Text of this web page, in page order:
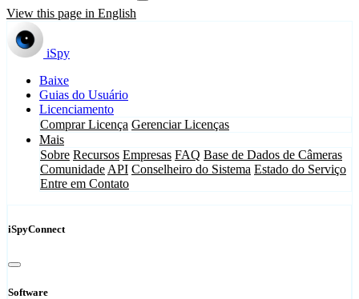
View this page in English
iSpy
Baixe
Guias do Usuário
Licenciamento
Comprar Licença Gerenciar Licenças
Mais
Sobre Recursos Empresas FAQ Base de Dados de Câmeras
Comunidade API Conselheiro do Sistema Estado do Serviço
Entre em Contato
iSpyConnect
Software